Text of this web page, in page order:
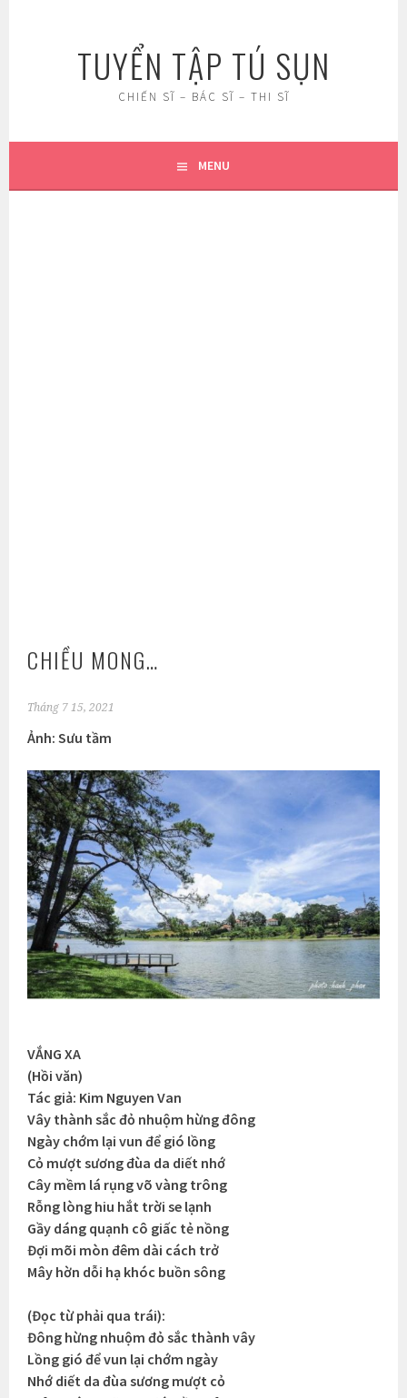
TUYỂN TẬP TÚ SỤN
CHIẾN SĨ – BÁC SĨ – THI SĨ
MENU
CHIỀU MONG…
Tháng 7 15, 2021
Ảnh: Sưu tầm
VẮNG XA
(Hồi văn)
Tác giả: Kim Nguyen Van
Vây thành sắc đỏ nhuộm hừng đông
Ngày chớm lại vun để gió lồng
Cỏ mượt sương đùa da diết nhớ
Cây mềm lá rụng võ vàng trông
Rỗng lòng hiu hắt trời se lạnh
Gầy dáng quạnh cô giấc tẻ nồng
Đợi mõi mòn đêm dài cách trở
Mây hờn dỗi hạ khóc buồn sông
(Đọc từ phải qua trái):
Đông hừng nhuộm đỏ sắc thành vây
Lồng gió để vun lại chớm ngày
Nhớ diết da đùa sương mượt cỏ